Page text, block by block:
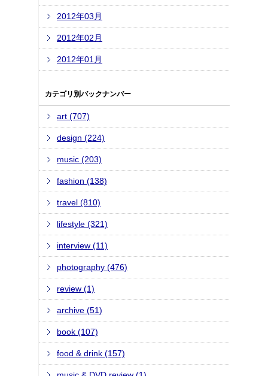
2012年03月
2012年02月
2012年01月
カテゴリ別バックナンバー
art (707)
design (224)
music (203)
fashion (138)
travel (810)
lifestyle (321)
interview (11)
photography (476)
review (1)
archive (51)
book (107)
food & drink (157)